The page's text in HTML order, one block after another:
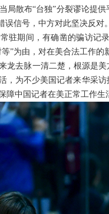
局散布“台独”分裂谬论提
误信号，中方对此坚决反
驻期间，有确凿的骗访记
”为由，对在美合法工作的
龙去脉一清二楚，根源是
，为不少美国记者来华采
障中国记者在美正常工作生